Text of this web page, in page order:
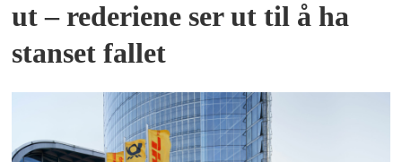
ut – rederiene ser ut til å ha
stanset fallet